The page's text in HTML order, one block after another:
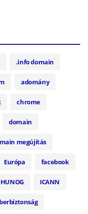
.info domain
adomány
chrome
domain
megújítás
Európa facebook
HUNOG ICANN